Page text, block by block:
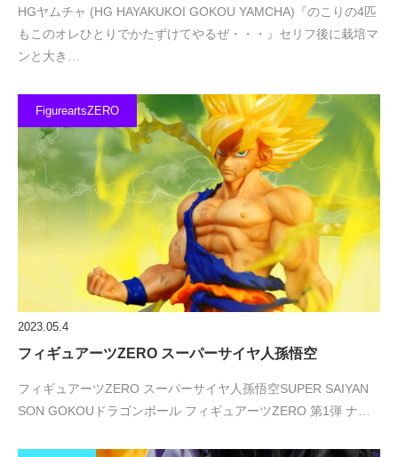
HGヤムチャ (HG HAYAKUKOI GOKOU YAMCHA)『のこりの4匹
もこのオレひとりでかたずけてやるぜ・・・』セリフ後に栽培マ
ンと大き…
FigureartsZERO
2023.05.4
フィギュアーツZERO スーパーサイヤ人孫悟空
フィギュアーツZERO スーパーサイヤ人孫悟空SUPER SAIYAN
SON GOKOUドラゴンボール フィギュアーツZERO 第1弾 ナ…